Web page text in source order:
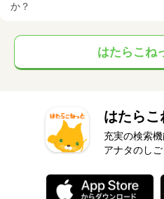
か？
はたらこね
はたらこ
充実の検索
アナタのし